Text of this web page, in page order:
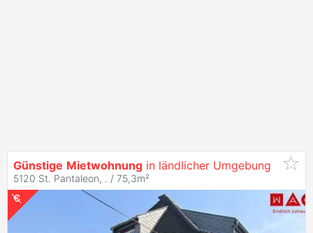
Günstige Mietwohnung in ländlicher Umgebung
5120 St. Pantaleon, . / 75,3m²